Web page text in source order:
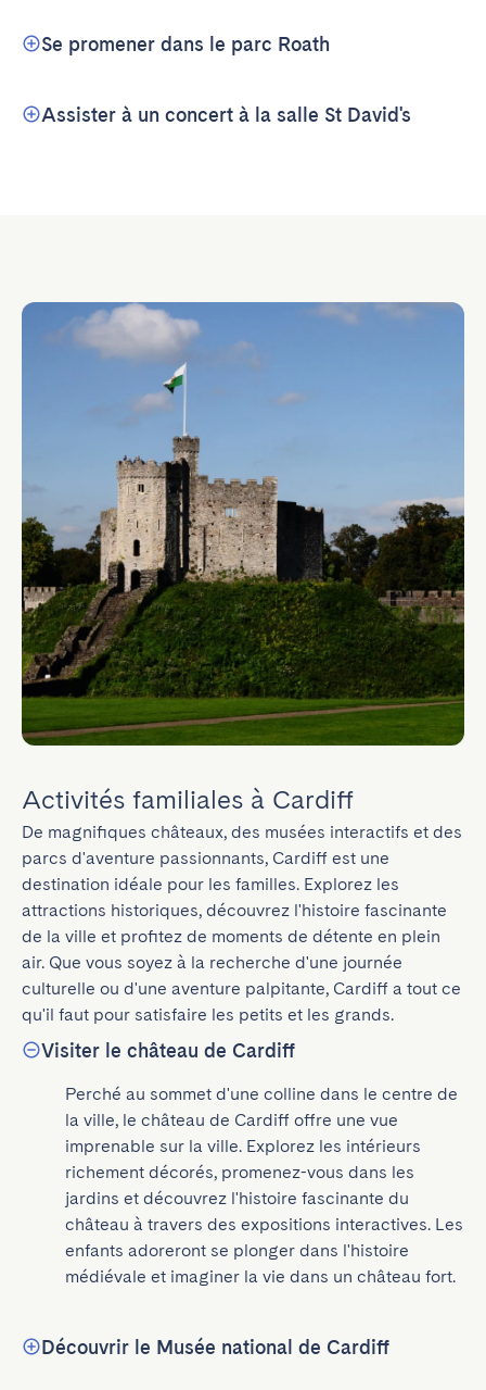
Se promener dans le parc Roath
Assister à un concert à la salle St David's
Activités familiales à Cardiff
De magnifiques châteaux, des musées interactifs et des
parcs d'aventure passionnants, Cardiff est une
destination idéale pour les familles. Explorez les
attractions historiques, découvrez l'histoire fascinante
de la ville et profitez de moments de détente en plein
air. Que vous soyez à la recherche d'une journée
culturelle ou d'une aventure palpitante, Cardiff a tout ce
qu'il faut pour satisfaire les petits et les grands.
Visiter le château de Cardiff
Perché au sommet d'une colline dans le centre de
la ville, le château de Cardiff offre une vue
imprenable sur la ville. Explorez les intérieurs
richement décorés, promenez-vous dans les
jardins et découvrez l'histoire fascinante du
château à travers des expositions interactives. Les
enfants adoreront se plonger dans l'histoire
médiévale et imaginer la vie dans un château fort.
Découvrir le Musée national de Cardiff